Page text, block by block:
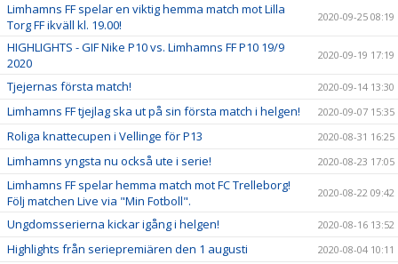
Limhamns FF spelar en viktig hemma match mot Lilla
Torg FF ikväll kl. 19.00!
2020-09-25 08:19
HIGHLIGHTS - GIF Nike P10 vs. Limhamns FF P10 19/9
2020
2020-09-19 17:19
Tjejernas första match! 2020-09-14 13:30
Limhamns FF tjejlag ska ut på sin första match i helgen! 2020-09-07 15:35
Roliga knattecupen i Vellinge för P13 2020-08-31 16:25
Limhamns yngsta nu också ute i serie! 2020-08-23 17:05
Limhamns FF spelar hemma match mot FC Trelleborg!
Följ matchen Live via "Min Fotboll".
2020-08-22 09:42
Ungdomsserierna kickar igång i helgen! 2020-08-16 13:52
Highlights från seriepremiären den 1 augusti 2020-08-04 10:11